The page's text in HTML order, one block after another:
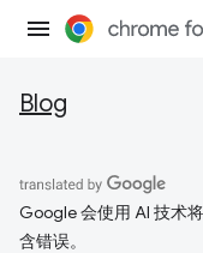
Blog
Google 会使用 AI 技术
含错误。